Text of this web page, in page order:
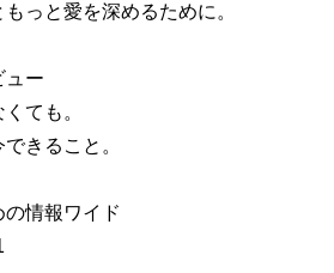
っと愛を深めるために。
ュー
ても。
きること。
情報ワイド